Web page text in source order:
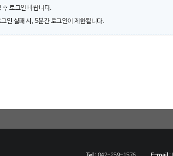
후 로그인 바랍니다.
인 실패 시, 5분간 로그인이 제한됩니다.